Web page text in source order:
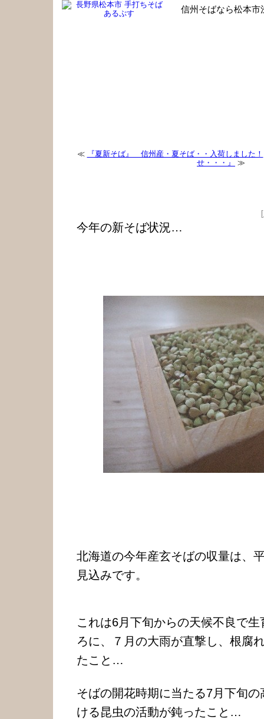
信州そばなら松本市
≪ 『夏新そば』 信州産・夏そば・・入荷しました！
せ・・・』
≫
[
今年の新そば状況…
北海道の今年産玄そばの収量は、
見込みです。
これは6月下旬からの天候不良で
ろに、７月の大雨が直撃し、根腐
たこと…
そばの開花時期に当たる7月下旬
ける昆虫の活動が鈍ったこと…